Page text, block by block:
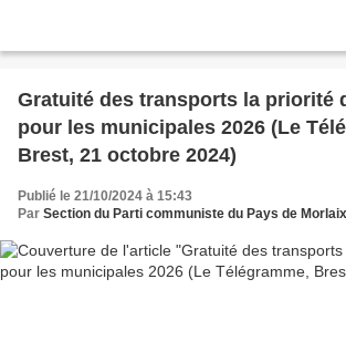
Gratuité des transports la priorité
pour les municipales 2026 (Le
Brest, 21 octobre 2024)
Publié le 21/10/2024 à 15:43
Par Section du Parti communiste du Pays de Morlaix